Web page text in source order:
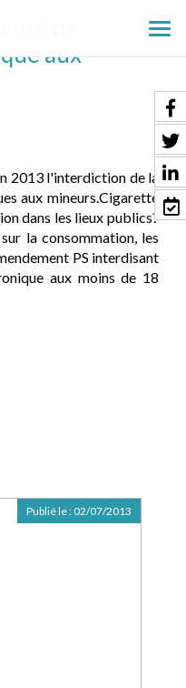
le
de
aux
2013 l'interdiction de la
aux mineurs.Cigarette
dans les lieux publics?
la consommation, les
PS interdisant
aux moins de 18
Publié le : 02/07/2013